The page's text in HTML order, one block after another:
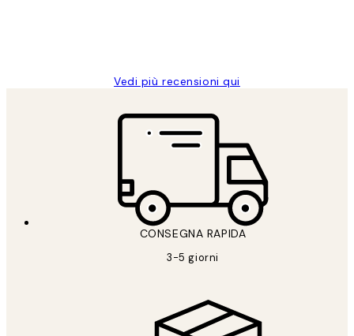
Vedi più recensioni qui
CONSEGNA RAPIDA
3-5 giorni